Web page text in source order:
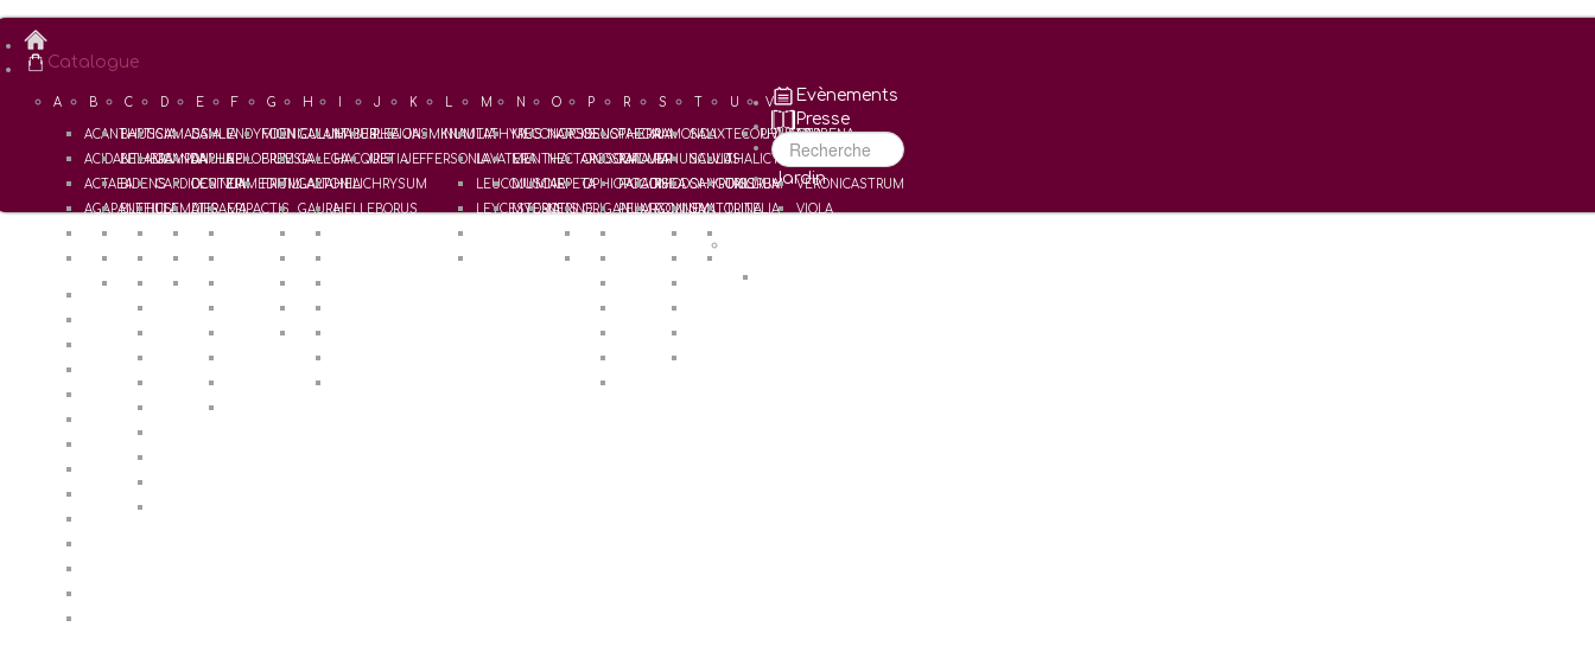
Catalogue
A
ACANTHUS
ACIDANTHERA
ACTAEA
AGAPANTHUS
ALCALTHAEA
ALCHEMILLA
B
BAPTISIA
BELAMCANDA
BIDENS
BLETILLA
BRIMEURA
BRUNNERA
BUKINICZIA
C
CAMASSIA
CAMPANULA
CARDIOCRINUM
CLEMATIS
COLCHICUM
CONVALLARIA
CONVOLVULLUS
COREOPSIS
CORYDALIS
COSMOS
CROCOSMIA
D
DAHLIA
DAPHNE
DEUTZIA
DIERAMA
DIGITALIS
DODECATHEON
DORYCNIUM
E
ENDYMION
EPILOBIUM
EPIMEDIUM
EPIPACTIS
ERANTHIS
EREMURUS
ERIGERON
ERODIUM
ERYTHRONIUM
F
FOENICULUM
FREESIA
FRITILLARIA
G
GALANTHUS
GALEGA
GALTONIA
GAURA
GENTIANA
GERANIUM
GEUM
GILLENIA
GLADIOLUS
H
HABERLEA
HACQUETIA
HELICHRYSUM
HELLEBORUS
HELLEBORUS x Hybridus
IPHEION
IRIS
J
JASMINUM
JEFFERSONIA
K
KNAUTIALATHYRUS
LAVATERA
LEUCOJUM
LEYCESTERIA
M
MECONOPSIS
MENTHA
MUSCARI
MYOSOTIS
N
NARCISSUS
NECTAROSCORDUM
NEPETA
NERINE
O
OENOTHERA
ONOSMA
OPHIOPOGON
ORIGANUM
ORNITHOGALUM
OXALIS
P
PAEONIA
PAPAVER
PARADISEA
PELARGONIUM
PENSTEMON
POLYGONATUM
POTENTILLA
PRIMULA
PULMONARIA
PULSATILLA
R
RAMONDA
RANUNCULUS
RHODOHYPOXIS
ROMNEYA
S
SALIX
SALVIA
SANGUISORBA
SANTOLINA
SAXIFRAGA
SCABIOSA
SCHIZOSTYLIS
TECOPHILAEA
THALICTRUM
TRILLIUM
TRITELIA
U
UVULARIA
V
VERBENA
VERONICA
VERONICASTRUM
VIOLA
Evènements
Presse
Recherche
Jardin